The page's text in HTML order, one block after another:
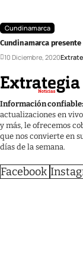
Cundinamarca
Cundinamarca
10 Diciembre, 2020
Información confiable:
actualizaciones en
y más, le ofrecemos
que nos convierte en
días de la semana.
Facebook